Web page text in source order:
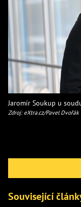
Jaromír Soukup u
Zdroj: eXtra.cz/Pavel Dvořák
Související